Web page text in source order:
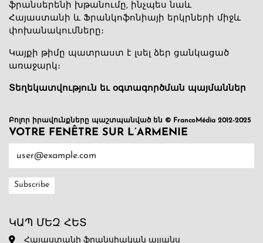
ֆրանսերենի խթանումը, ինչպես նաև
Հայաստանի և Ֆրանկոֆոնիայի երկրների միջև
փոխանակումները։
Կայքի թիմը պատրաստ է լսել ձեր ցանկացած
առաջարկ։
Տեղեկատվություն եւ օգտագործման պայմաններ
Բոլոր իրավունքները պաշտպանված են © FrancoMédia 2012-2025
VOTRE FENÊTRE SUR L’ARMENIE
ԿԱՊ ՄԵԶ ՀԵՏ
Հայաստանի ֆրանսիական ալյանս